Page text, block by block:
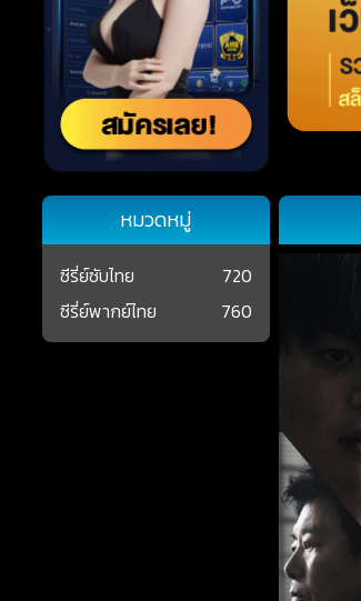
หมวดหมู่
ซีรี่ย์ซับไทย
720
ซีรี่ย์พากย์ไทย
760